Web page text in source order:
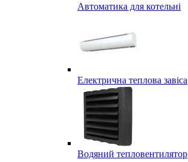
Автоматика для котельні
Електрична теплова завіса
Водяний тепловентилятор